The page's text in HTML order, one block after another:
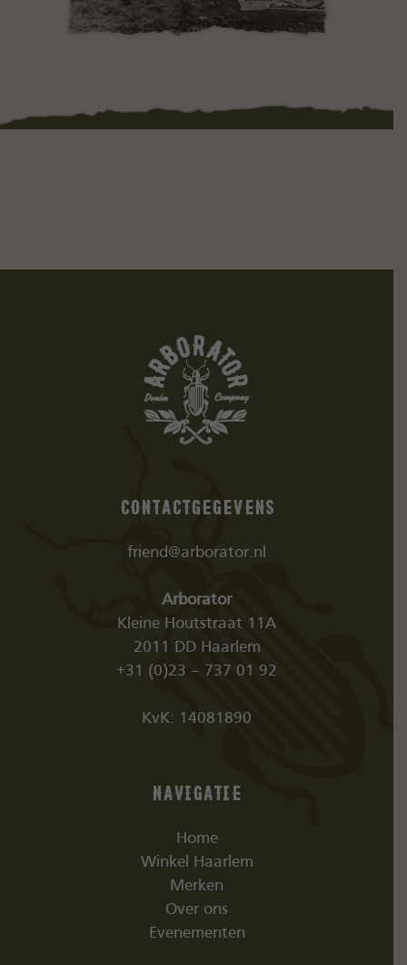
Contactgegevens
friend@arborator.nl
Arborator
Kleine Houtstraat 11A
2011 DD Haarlem
+31 (0)23 – 737 01 92
KvK: 14081890
Navigatie
Home
Winkel Haarlem
Merken
Over ons
Evenementen